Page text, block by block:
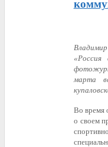
«Россия
марта
Во время
о своем